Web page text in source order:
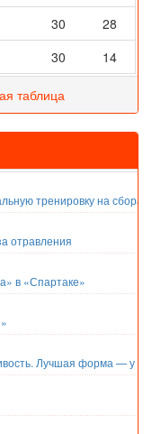
30
28
30 14
таблица
тренировку на
отравления
в «Спартаке»
Лучшая форма — у